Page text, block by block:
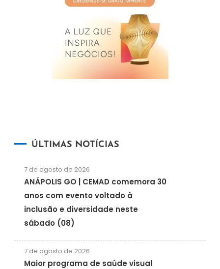
ÚLTIMAS NOTÍCIAS
7 de agosto de 2026
ANÁPOLIS GO | CEMAD comemora 30
anos com evento voltado à
inclusão e diversidade neste
sábado (08)
7 de agosto de 2026
Maior programa de saúde visual